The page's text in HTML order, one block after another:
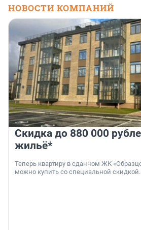
НОВОСТИ КОМПАНИЙ
Скидка до 880 000
жильё*
Теперь квартиру в сданном ЖК
можно купить со специальной скидкой.